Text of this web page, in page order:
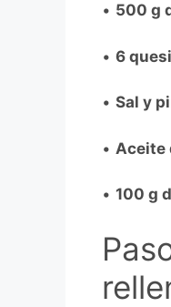
• 500 g
• 6
• Sal y
• Aceite
• 100 g